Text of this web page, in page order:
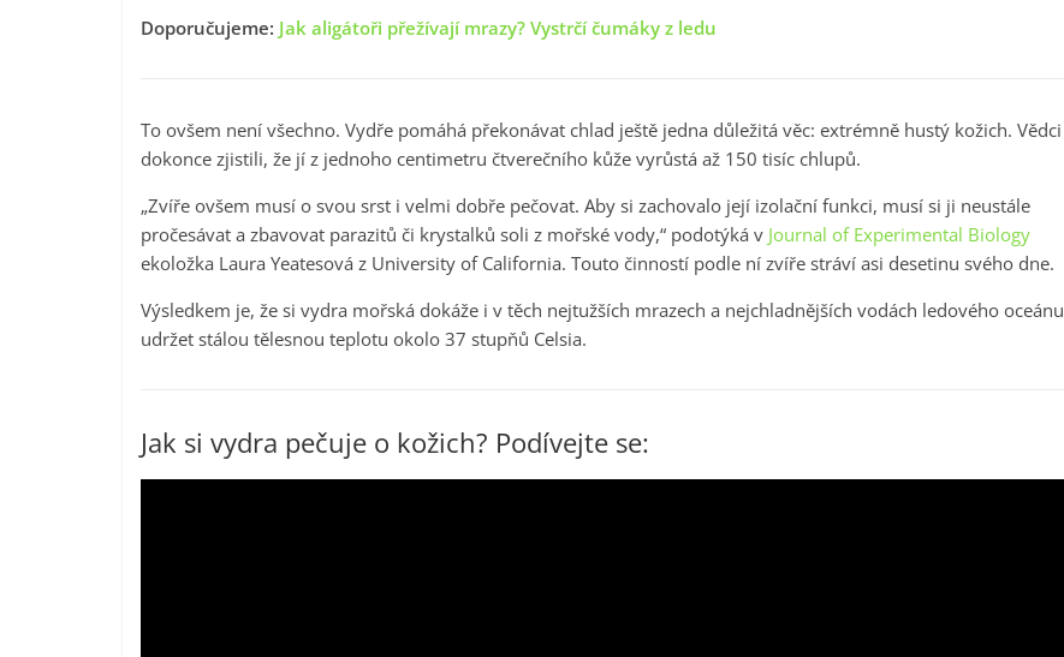
Doporučujeme: Jak aligátoři přežívají mrazy? Vystrčí čumáky z ledu
To ovšem není všechno. Vydře pomáhá překonávat chlad ještě jedna důležitá věc: extrémně hustý kožich. Vědci
dokonce zjistili, že jí z jednoho centimetru čtverečního kůže vyrůstá až 150 tisíc chlupů.
„Zvíře ovšem musí o svou srst i velmi dobře pečovat. Aby si zachovalo její izolační funkci, musí si ji neustále
pročesávat a zbavovat parazitů či krystalků soli z mořské vody,“ podotýká v Journal of Experimental Biology
ekoložka Laura Yeatesová z University of California. Touto činností podle ní zvíře stráví asi desetinu svého dne.
Výsledkem je, že si vydra mořská dokáže i v těch nejtužších mrazech a nejchladnějších vodách ledového oceánu
udržet stálou tělesnou teplotu okolo 37 stupňů Celsia.
Jak si vydra pečuje o kožich? Podívejte se: